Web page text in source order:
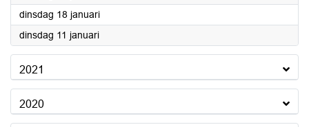
dinsdag 18 januari2022
dinsdag 11 januari2022
2021
2020